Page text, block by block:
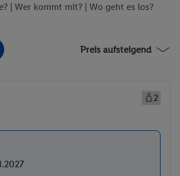
| Wer kommt mit? | Wo geht es los?
Preis aufsteigend
2